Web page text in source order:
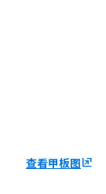
查看甲板图ungroup